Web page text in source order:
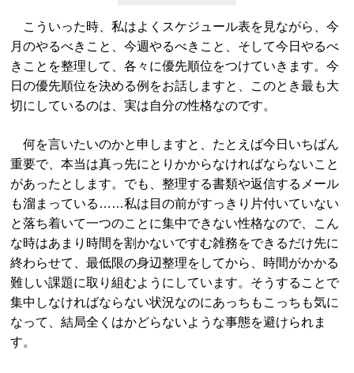
こういった時、私はよくスケジュール表を見ながら、今
月のやるべきこと、今週やるべきこと、そして今日やるべ
きことを整理して、各々に優先順位をつけていきます。今
日の優先順位を決める例をお話しますと、このとき最も大
切にしているのは、実は自分の性格なのです。
何を言いたいのかと申しますと、たとえば今日いちばん
重要で、本当は真っ先にとりかからなければならないこと
があったとします。でも、整理する書類や返信するメール
も溜まっている……私は目の前がすっきり片付いていない
と落ち着いて一つのことに集中できない性格なので、こん
な時はあまり時間を割かないですむ雑務をできるだけ先に
終わらせて、最低限の身辺整理をしてから、時間がかかる
難しい課題に取り組むようにしています。そうすることで
集中しなければならない状況なのにあっちもこっちも気に
なって、結局全くはかどらないような事態を避けられま
す。